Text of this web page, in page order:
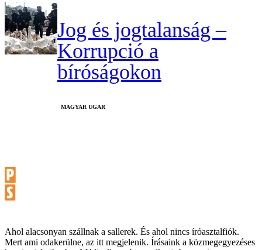
Jog és jogtalanság –
Korrupció a
bíróságokon
MAGYAR UGAR
Ahol alacsonyan szállnak a sallerek. És ahol nincs íróasztalfiók.
Mert ami odakerülne, az itt megjelenik. Írásaink a közmegegyezéses